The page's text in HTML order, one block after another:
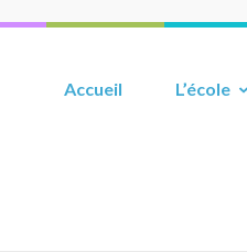
Accueil L’école